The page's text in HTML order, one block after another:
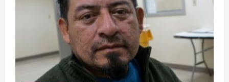
centro
‘Alligator
Alcatraz’
en
los
Everglades
pese
a
desalojo
de
ICE